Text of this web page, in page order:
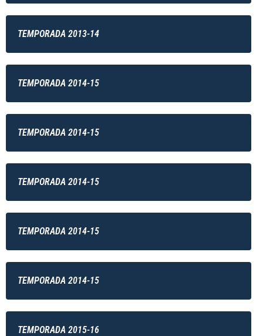
TEMPORADA 2013-14
TEMPORADA 2014-15
TEMPORADA 2014-15
TEMPORADA 2014-15
TEMPORADA 2014-15
TEMPORADA 2014-15
TEMPORADA 2015-16